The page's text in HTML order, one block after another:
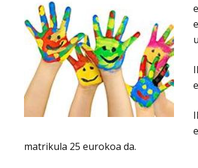
matrikula 25 eurokoa da.